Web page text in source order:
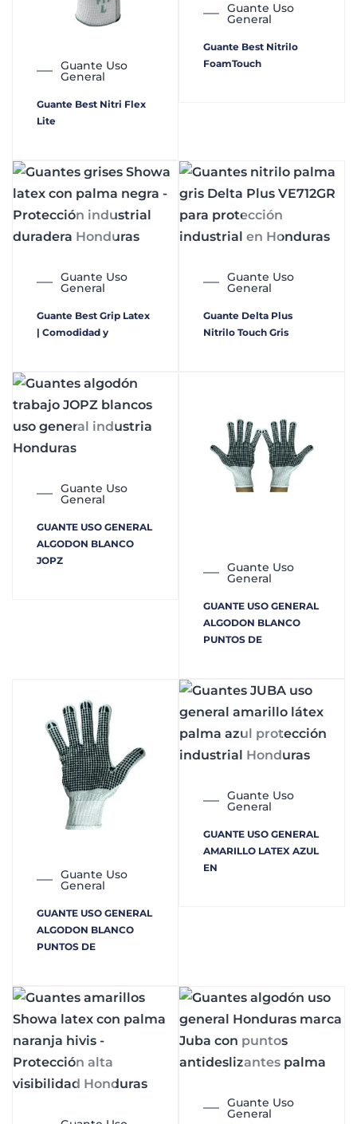
Guante Uso
General
Guante Best Nitri Flex
Lite
Guante Uso
General
Guante Best Nitrilo
FoamTouch
Guante Uso
General
Guante Best Grip Latex
| Comodidad y
Guante Uso
General
Guante Delta Plus
Nitrilo Touch Gris
Guante Uso
General
GUANTE USO GENERAL
ALGODON BLANCO
JOPZ
Guante Uso
General
GUANTE USO GENERAL
ALGODON BLANCO
PUNTOS DE
Guante Uso
General
GUANTE USO GENERAL
ALGODON BLANCO
PUNTOS DE
Guante Uso
General
GUANTE USO GENERAL
AMARILLO LATEX AZUL
EN
Guante Uso
General